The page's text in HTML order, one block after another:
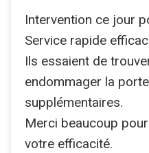
Intervention ce jour
Service rapide
Ils essaient de
endommager la
supplémentaires.
Merci beaucoup
votre efficacité.